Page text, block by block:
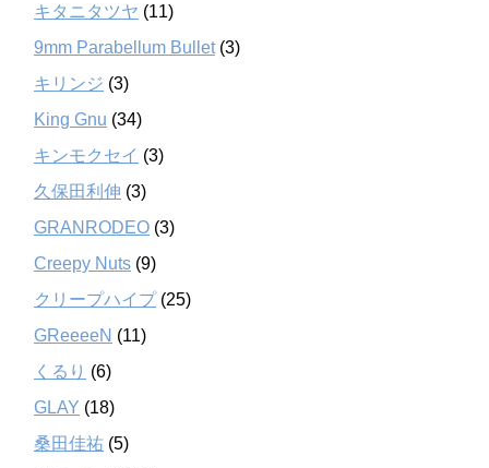
キタニタツヤ (11)
9mm Parabellum Bullet(3)
キリンジ (3)
King Gnu (34)
キンモクセイ (3)
久保田利伸 (3)
GRANRODEO (3)
Creepy Nuts (9)
クリープハイプ(25)
GReeeeN (11)
くるり (6)
GLAY (18)
桑田佳祐 (5)